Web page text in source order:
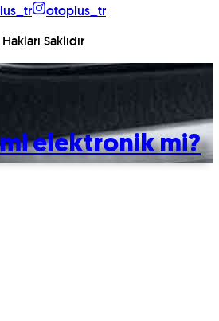
otoplus_tr
Saklıdır
elektronik mi?